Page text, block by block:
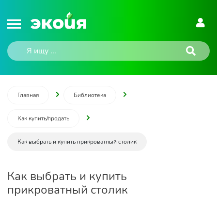
Главная Библиотека
Как купить/продать
Как выбрать и купить прикроватный столик
Как выбрать и купить
прикроватный столик